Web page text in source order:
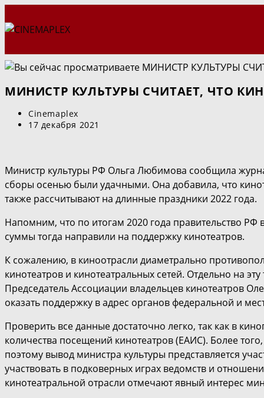
к
МИНИСТР КУЛЬТУРЫ СЧИТАЕТ, ЧТО
Автор
записи:
Cinemaplex
Запись
17 декабря 2021
Министр культуры РФ Ольга Любимова сообщила
сборы осенью были удачными. Она добавила, что
также рассчитывают на длинные праздники 2022 года.
Напомним, что по итогам 2020 года правительство
суммы тогда направили на поддержку кинотеатров.
К сожалению, в киноотрасли диаметрально
кинотеатров и кинотеатральных сетей. Отдельно на
Председатель Ассоциации владельцев кинотеатров
оказать поддержку в адрес органов федеральной и
Проверить все данные достаточно легко, так как в
количества посещений кинотеатров (ЕАИС). Более
поэтому вывод министра культуры представляется
участвовать в подковерных играх ведомств и
кинотеатральной отрасли отмечают явный интерес